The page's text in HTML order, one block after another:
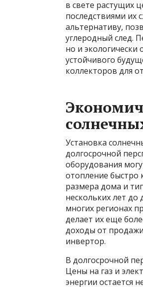
в свете растущих
последствиями их
альтернативу,
углеродный след.
но и экологически
устойчивого
коллекторов для
Установка
долгосрочной
оборудования
отопление быстро
размера дома и
нескольких лет
многих регионах
делает их еще
доходы от продажи
инвертор.
В долгосрочной
Цены на газ и
энергии остается